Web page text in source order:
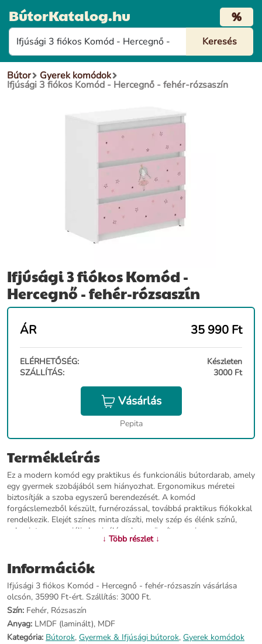
BútorKatalog.hu %
Bútor Gyerek komódok
Ifjúsági 3 fiókos Komód - Hercegnő - fehér-rózsaszín
Ifjúsági 3 fiókos Komód -
Hercegnő - fehér-rózsaszín
ÁR 35 990 Ft
ELÉRHETŐSÉG:
Készleten
SZÁLLÍTÁS:
3000 Ft
Vásárlás
Pepita
Termékleírás
Ez a modern komód egy praktikus és funkcionális bútordarab, amely
egy gyermek szobájából sem hiányozhat. Ergonomikus méretei
biztosítják a szoba egyszerű berendezését. A komód
forgácslemezből készült, furnérozással, továbbá praktikus fiókokkal
rendelkezik. Elejét színes minta díszíti, mely szép és élénk színű,
valamint egy speciális laminálással van rögzítve, ami
megakadályozza annak halványulását vagy kopását. Jellemzői: -
minta - A fiókok görgős síneken mozognak Méretei: - Lemez
vastagsága: 16 mm - Mélysége: 40 cm - Szélessége: 70 cm -
Magassága: 76 cm
További információ>>
↓ Több részlet ↓
Információk
Ifjúsági 3 fiókos Komód - Hercegnő - fehér-rózsaszín vásárlása
olcsón, 35990 Ft-ért. Szállítás: 3000 Ft.
Szín: Fehér, Rózsaszín
Anyag: LMDF (laminált), MDF
Kategória: Bútorok, Gyermek & Ifjúsági bútorok, Gyerek komódok